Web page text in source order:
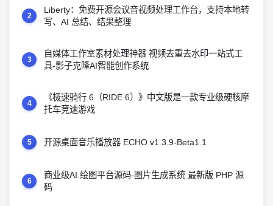
2
Liberty：免费开源会议音视频处理工作台，支持本地转
写、AI 总结、结果整理
3
自媒体工作室素材处理神器 视频去重去水印一站式工
具-影子克隆AI智能创作系统
4
《极速骑行 6（RIDE 6）》中文版是一款专业级硬核摩
托车竞速游戏
5 开源桌面音乐播放器 ECHO v1.3.9-Beta1.1
6
商业级AI 绘图平台源码-图片生成系统 最新版 PHP 源
码